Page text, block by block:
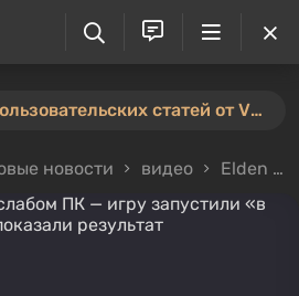
⚡️ Новый конкурс пользовательских статей от VGTimes — участвуйте тут ⚡️
новости видео Elden Ring на очень слабом ПК — игру запустили «в режиме картошки» и показали результат